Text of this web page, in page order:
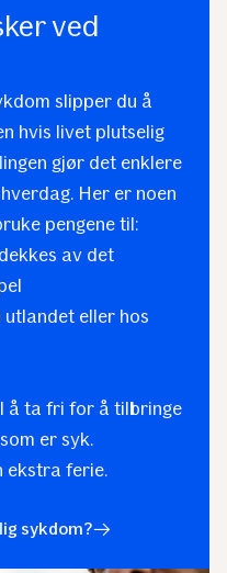
ved
slipper du å
hvis livet plutselig
gjør det enklere
Her er noen
pengene til:
av det
eller hos
å ta fri for å tilbringe
er syk.
ekstra ferie.
sykdom?